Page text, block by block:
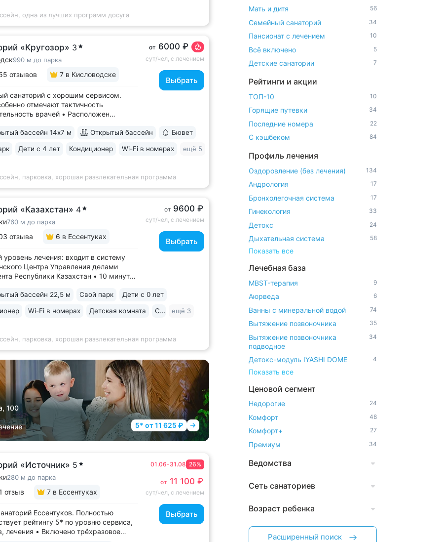
одна из лучших программ досуга
«Кругозор» 3
990 м до парка
отзывов 7 в Кисловодске
санаторий с хорошим сервисом.
отмечают тактичность
врачей • Расположен
старых курортных дач. 10–17
парк • Территория 3,2 га
от 6000 ₽
сут/чел, с лечением
Выбрать
бассейн 14х7 м Открытый бассейн Бювет
Дети с 4 лет Кондиционер Wi-Fi в номерах ещё 5
парковка, хорошая развлекательная программа
«Казахстан» 4
760 м до парка
отзыва 6 в Ессентуках
уровень лечения: входит в систему
Центра Управления делами
Республики Казахстан • 10 минут
бювета источников «Ессентуки 4»
в интерьерах. Во всех номерах...
от 9600 ₽
сут/чел, с лечением
Выбрать
бассейн 22,5 м Свой парк Дети с 0 лет
Wi-Fi в номерах Детская комната Спа ещё 3
парковка, хорошая развлекательная программа
100
5* от 11 625 ₽
«Источник» 5
280 м до парка
отзыв 7 в Ессентуках
Ессентуков. Полностью
рейтингу 5* по уровню сервиса,
лечения • Включено трёхразовое
01.06-31.08 26%
от 11 100 ₽
сут/чел, с лечением
Выбрать
Мать и дитя 56
Семейный санаторий 34
Пансионат с лечением 10
Всё включено 5
Детские санатории 7
Рейтинги и акции
ТОП-10 10
Горящие путевки 34
Последние номера 22
С кэшбеком 84
Профиль лечения
Оздоровление (без лечения) 134
Андрология 17
Бронхолегочная система 17
Гинекология 33
Детокс 24
Дыхательная система 58
Показать все
Лечебная база
MBST-терапия 9
Аюрведа 6
Ванны с минеральной водой 74
Вытяжение позвоночника 35
Вытяжение позвоночника
подводное
34
Детокс-модуль IYASHI DOME 4
Показать все
Ценовой сегмент
Недорогие 24
Комфорт 48
Комфорт+ 27
Премиум 34
Ведомства
Сеть санаториев
Возраст ребенка
Расширенный поиск